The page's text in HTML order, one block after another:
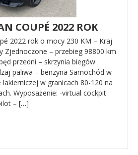
COUPÉ 2022 ROK
2022 rok o mocy 230 KM – Kraj
Zjednoczone – przebieg 98800 km
przedni – skrzynia biegów
paliwa – benzyna Samochód w
w granicach 80-120 na
Wyposażenie: -virtual cockpit
– […]